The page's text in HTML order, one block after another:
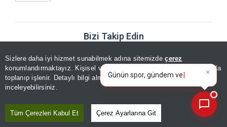
Sizlere daha iyi hizmet sunabilmek adına sitemizdeçerez
konumlandırmaktayız. Kişisel verileriniz, KVKK ve GDPR kapsamında
toplanıp işlenir. Detaylı bilgi almak içinAydınlatma Metnimizi
inceleyebilirsiniz.
Tüm Çerezleri Kabul Et Çerez Ayarlarına Git
Bizi Takip Edin
YORUMLAR
Günün spor, gündem ve
ekonomi gelişmelerini analiz
edin!|